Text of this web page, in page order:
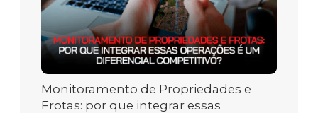
Monitoramento de Propriedades e
Frotas: por que integrar essas